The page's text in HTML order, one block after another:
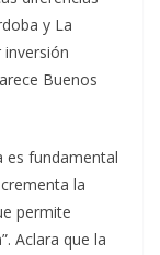
y La
Buenos
es fundamental
la
permite
Aclara que la